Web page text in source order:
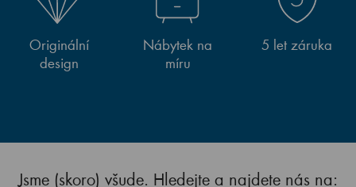
Originální
design
Nábytek na
míru
5 let záruka
Jsme (skoro) všude. Hledejte a najdete nás na: